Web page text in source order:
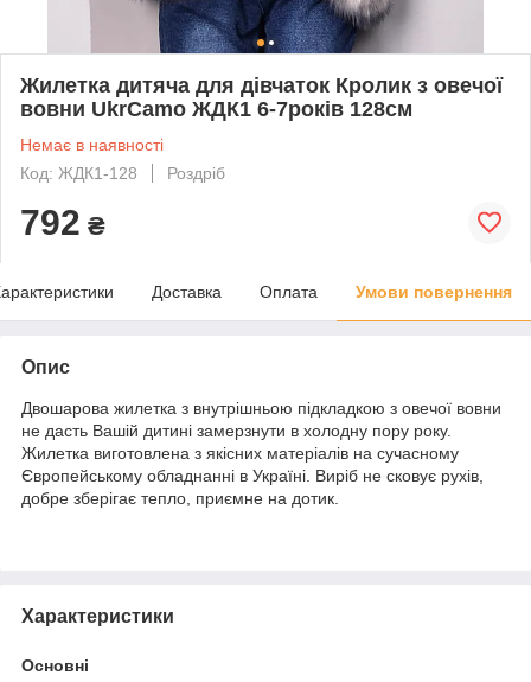
Жилетка дитяча для дівчаток Кролик з овечої
вовни UkrCamo ЖДК1 6-7років 128см
Немає в наявності
Код: ЖДК1-128
Роздріб
792 ₴
Доставка Оплата Умови повернення
Опис
Двошарова жилетка з внутрішньою підкладкою з овечої вовни
не дасть Вашій дитині замерзнути в холодну пору року.
Жилетка виготовлена з якісних матеріалів на сучасному
Європейському обладнанні в Україні. Виріб не сковує рухів,
добре зберігає тепло, приємне на дотик.
Характеристики
Основні